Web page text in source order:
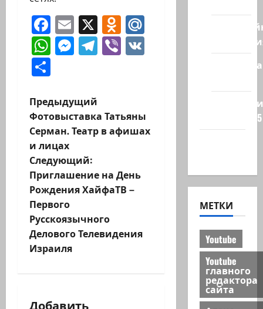
Facebook
Email
X Odnoklassniki
WhatsApp
Messenger
Telegram
Viber
Н
а
в
и
г
а
ц
я
Предыдущий
Фотовыставка Татьяны
Серман. Театр в афишах
и лицах
Следующий:
Приглашение на День
Рождения ХайфаТВ –
Первого
Русскоязычного
Делового Телевидения
Израиля
Добавить
Полемика
сайта 2025
МЕТКИ
Youtube
Youtube
главного
редактора
сайта